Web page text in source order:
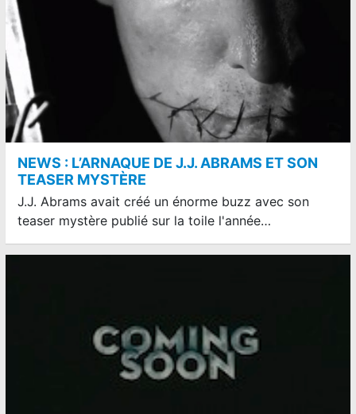
NEWS : L’ARNAQUE DE J.J. ABRAMS ET SON
TEASER MYSTÈRE
J.J. Abrams avait créé un énorme buzz avec son
teaser mystère publié sur la toile l'année…